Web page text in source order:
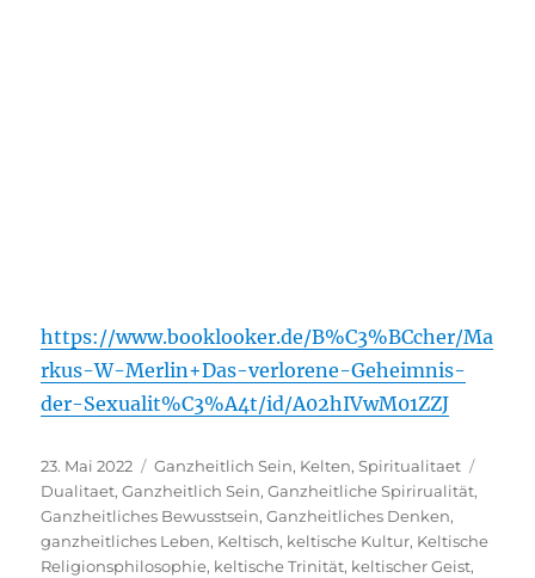
https://www.booklooker.de/B%C3%BCcher/Ma
rkus-W-Merlin+Das-verlorene-Geheimnis-
der-Sexualit%C3%A4t/id/A02hIVwM01ZZJ
Veröffentlicht
am
23. Mai 2022 Kategorien
Ganzheitlich Sein, Kelten,Spiritualitaet
Dualitaet,Ganzheitlich Sein,Ganzheitliche Spirirualität,
Ganzheitliches Bewusstsein,Ganzheitliches Denken,
ganzheitliches Leben, Keltisch, keltische Kultur, Keltische
Religionsphilosophie, keltische Trinität, keltischer Geist,